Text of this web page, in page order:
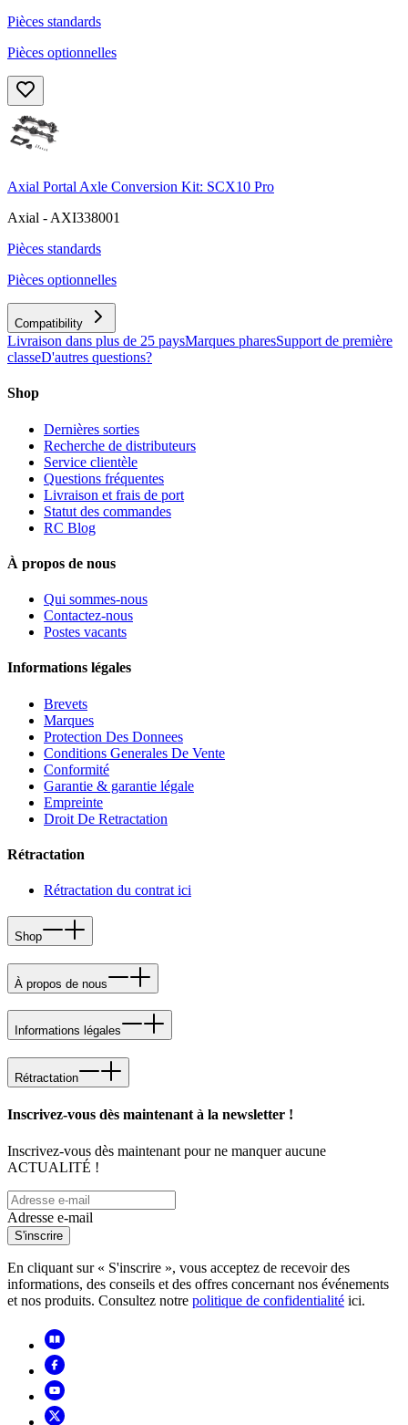
Pièces standards
Pièces optionnelles
Axial Portal Axle Conversion Kit: SCX10 Pro
Axial - AXI338001
Pièces standards
Pièces optionnelles
Compatibility
Livraison dans plus de 25 paysMarques pharesSupport de première
classeD'autres questions?
Shop
Dernières sorties
Recherche de distributeurs
Service clientèle
Questions fréquentes
Livraison et frais de port
Statut des commandes
RC Blog
À propos de nous
Qui sommes-nous
Contactez-nous
Postes vacants
Informations légales
Brevets
Marques
Protection Des Donnees
Conditions Generales De Vente
Conformité
Garantie & garantie légale
Empreinte
Droit De Retractation
Rétractation
Rétractation du contrat ici
Shop
À propos de nous
Informations légales
Rétractation
Inscrivez-vous dès maintenant à la newsletter !
Inscrivez-vous dès maintenant pour ne manquer aucune
ACTUALITÉ !
Adresse e-mail
S'inscrire
En cliquant sur « S'inscrire », vous acceptez de recevoir des
informations, des conseils et des offres concernant nos événements
et nos produits. Consultez notre politique de confidentialité ici.